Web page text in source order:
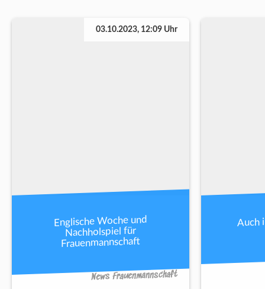
03.10.2023, 12:09 Uhr
Englische Woche und
Nachholspiel für
Frauenmannschaft
News Frauenmannschaft
Auch